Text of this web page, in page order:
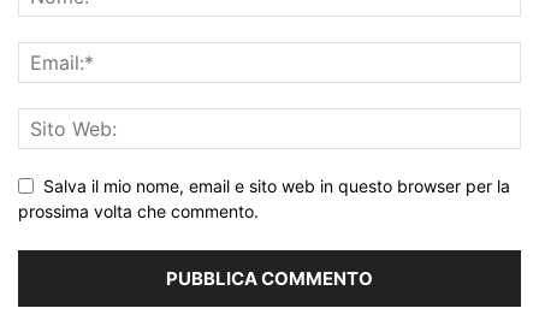
Salva il mio nome, email e sito web in questo browser per la
prossima volta che commento.